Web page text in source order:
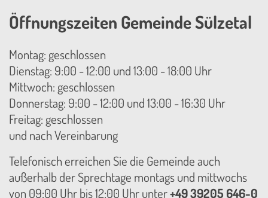
Öffnungszeiten Gemeinde Sülzetal
Montag: geschlossen
Dienstag: 9:00 - 12:00 und 13:00 - 18:00 Uhr
Mittwoch: geschlossen
Donnerstag: 9:00 - 12:00 und 13:00 - 16:30 Uhr
Freitag: geschlossen
und nach Vereinbarung
Telefonisch erreichen Sie die Gemeinde auch
außerhalb der Sprechtage montags und mittwochs
von 09:00 Uhr bis 12:00 Uhr unter+49 39205 646-0